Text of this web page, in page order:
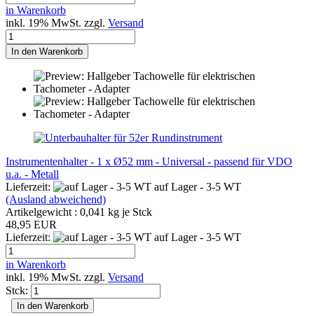
in Warenkorb
inkl. 19% MwSt. zzgl. Versand
In den Warenkorb
Instrumentenhalter - 1 x Ø52 mm - Universal - passend für VDO
u.a. - Metall
Lieferzeit:
auf Lager - 3-5 WT
(Ausland abweichend)
Artikelgewicht : 0,041 kg je Stck
48,95 EUR
Lieferzeit:
auf Lager - 3-5 WT
in Warenkorb
inkl. 19% MwSt. zzgl. Versand
Stck:
In den Warenkorb